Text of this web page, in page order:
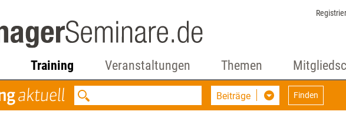
Training Veranstaltungen Themen
Beiträge Finden